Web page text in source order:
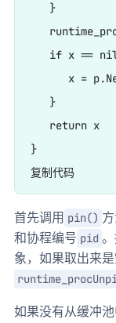
   }
if x ==
x =
   }
   return x
}
首先调用 pin()
和协程编号 pid
象，如果取出来
如果没有从缓冲